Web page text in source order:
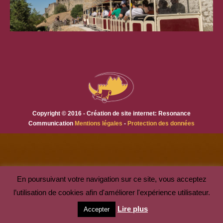
Copyright © 2016 - Création de site internet: Resonance
Communication Mentions légales - Protection des données
En poursuivant votre navigation sur ce site, vous acceptez
l’utilisation de cookies afin d'améliorer l'expérience utilisateur.
Accepter Lire plus